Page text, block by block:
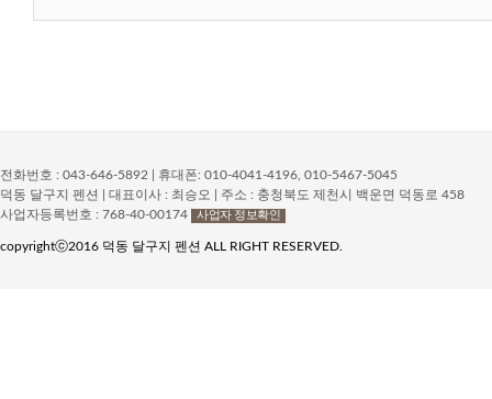
전화번호 : 043-646-5892 | 휴대폰: 010-4041-4196, 010-5467-5045
덕동 달구지 펜션 | 대표이사 : 최승오 | 주소 : 충청북도 제천시 백운면 덕동로 458
사업자등록번호 : 768-40-00174
사업자 정보확인
copyrightⓒ2016 덕동 달구지 펜션 ALL RIGHT RESERVED.